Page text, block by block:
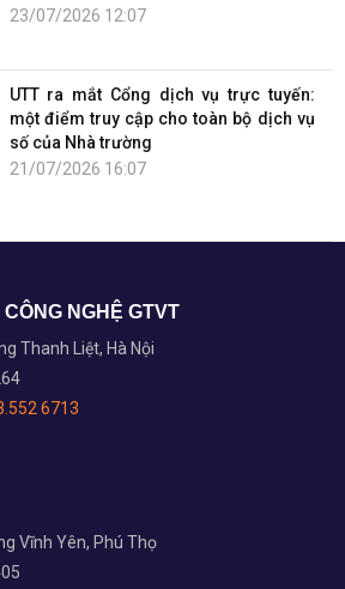
23/07/2026 12:07
UTT ra mắt Cổng dịch vụ trực tuyến:
một điểm truy cập cho toàn bộ dịch vụ
số của Nhà trường
21/07/2026 16:07
NGHỆ GTVT
Thanh Liệt, Hà Nội
6713
Vĩnh Yên, Phú Thọ